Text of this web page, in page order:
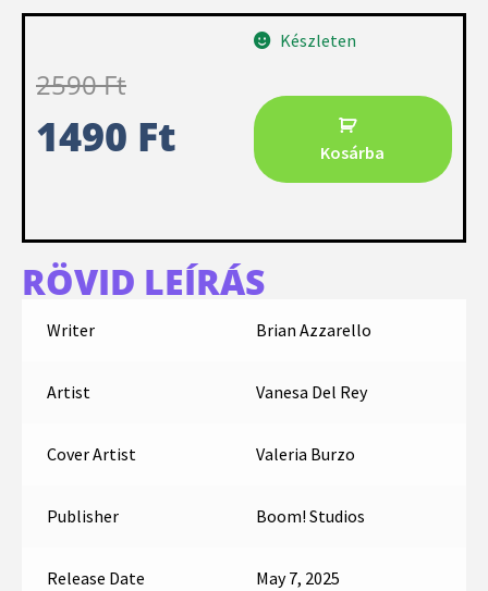
2590Ft
1490 Ft
Készleten
Kosárba
RÖVID LEÍRÁS
Writer Brian Azzarello
Artist Vanesa Del Rey
Cover Artist Valeria Burzo
Publisher Boom! Studios
Release Date May 7, 2025